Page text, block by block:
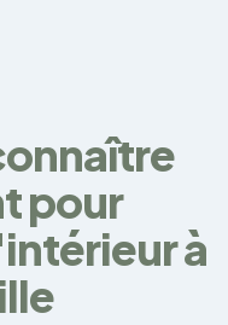
pour
à